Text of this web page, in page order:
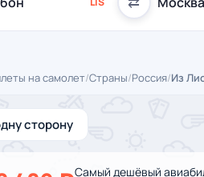
на самолет/Страны/Россия/Из
сторону
Самый дешёвый